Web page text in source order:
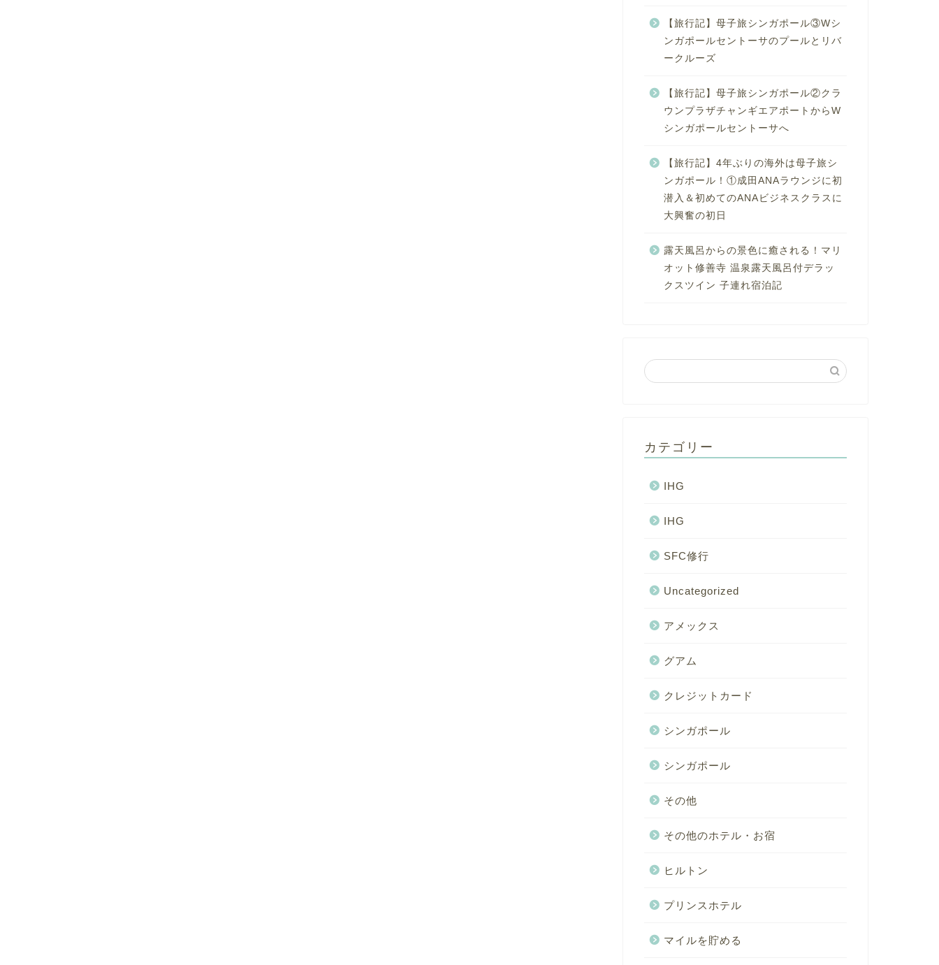
【旅行記】母子旅シンガポール③Wシ
ンガポールセントーサのプールとリバ
ークルーズ
【旅行記】母子旅シンガポール②クラ
ウンプラザチャンギエアポートからW
シンガポールセントーサへ
【旅行記】4年ぶりの海外は母子旅シ
ンガポール！①成田ANAラウンジに初
潜入＆初めてのANAビジネスクラスに
大興奮の初日
露天風呂からの景色に癒される！マリ
オット修善寺 温泉露天風呂付デラッ
クスツイン 子連れ宿泊記
カテゴリー
IHG
IHG
SFC修行
Uncategorized
アメックス
グアム
クレジットカード
シンガポール
シンガポール
その他
その他のホテル・お宿
ヒルトン
プリンスホテル
マイルを貯める